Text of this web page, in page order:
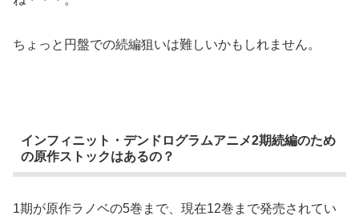
ちょっと円盤での続編狙いは難しいかもしれません。
インフィニット・デンドログラムアニメ2期続編のため
の原作ストックはあるの？
1期が原作ラノベの5巻まで、現在12巻まで発売されてい